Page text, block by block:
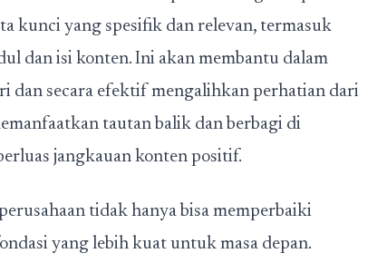
kunci yang spesifik dan relevan, termasuk
dan isi konten. Ini akan membantu dalam
dan secara efektif mengalihkan perhatian dari
tautan balik dan berbagi di
jangkauan konten positif.
tidak hanya bisa memperbaiki
yang lebih kuat untuk masa depan.